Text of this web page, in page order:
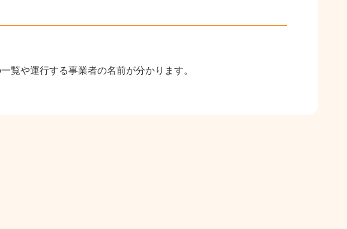
覧や運行する事業者の名前が分かります。